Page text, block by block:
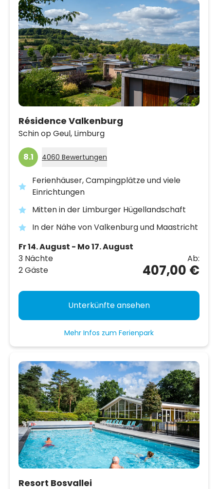
Résidence Valkenburg
Schin op Geul, Limburg
8.1 4060 Bewertungen
Ferienhäuser, Campingplätze und viele
Einrichtungen
Mitten in der Limburger Hügellandschaft
In der Nähe von Valkenburg und Maastricht
Fr 14. August - Mo 17. August
3 Nächte
2 Gäste
Ab:
407,00 €
Unterkünfte ansehen
Mehr Infos zum Ferienpark
Resort Bosvallei